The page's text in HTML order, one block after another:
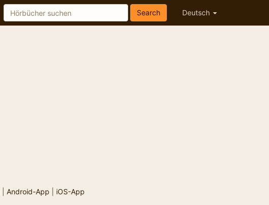
Deutsch
Search
Android-App iOS-App